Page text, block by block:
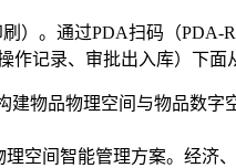
。通过PDA扫码（PDA-
记录、审批出入库）下面
建物品物理空间与物品数
空间智能管理方案。经济